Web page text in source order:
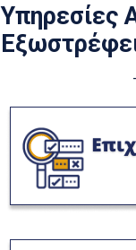
Υπηρεσίες
-